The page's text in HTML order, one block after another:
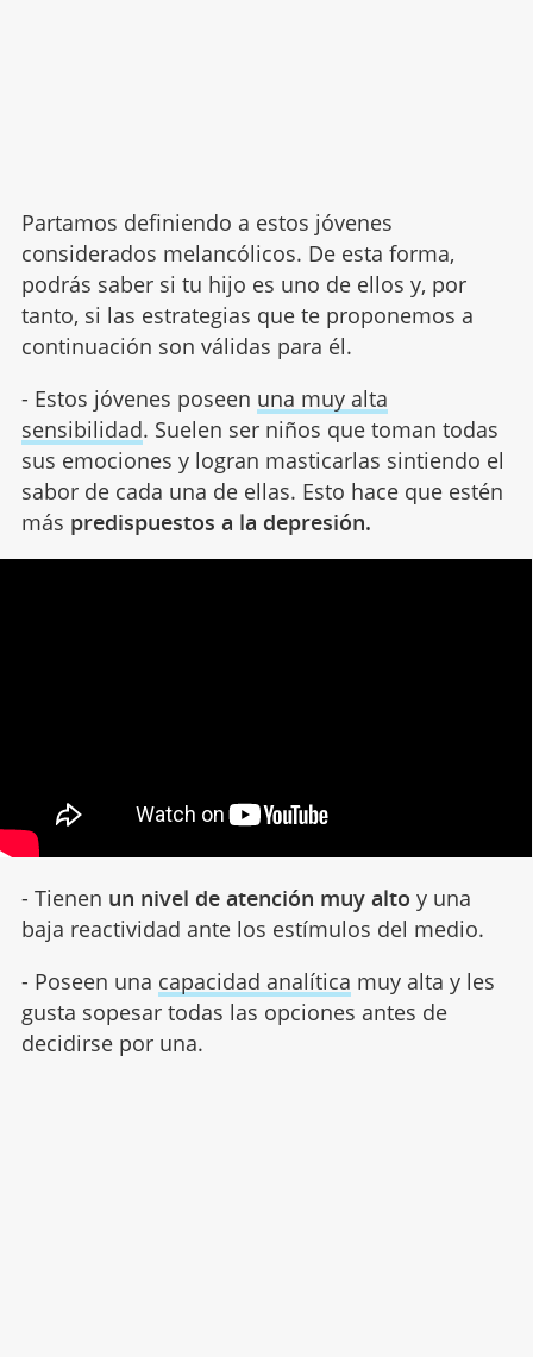
Partamos definiendo a estos jóvenes
considerados melancólicos. De esta forma,
podrás saber si tu hijo es uno de ellos y, por
tanto, si las estrategias que te proponemos a
continuación son válidas para él.
- Estos jóvenes poseen una muy alta
sensibilidad. Suelen ser niños que toman todas
sus emociones y logran masticarlas sintiendo el
sabor de cada una de ellas. Esto hace que estén
más predispuestos a la depresión.
- Tienen un nivel de atención muy alto y una
baja reactividad ante los estímulos del medio.
- Poseen una capacidad analítica muy alta y les
gusta sopesar todas las opciones antes de
decidirse por una.